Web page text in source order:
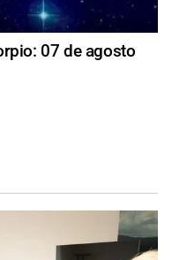
07 de agosto